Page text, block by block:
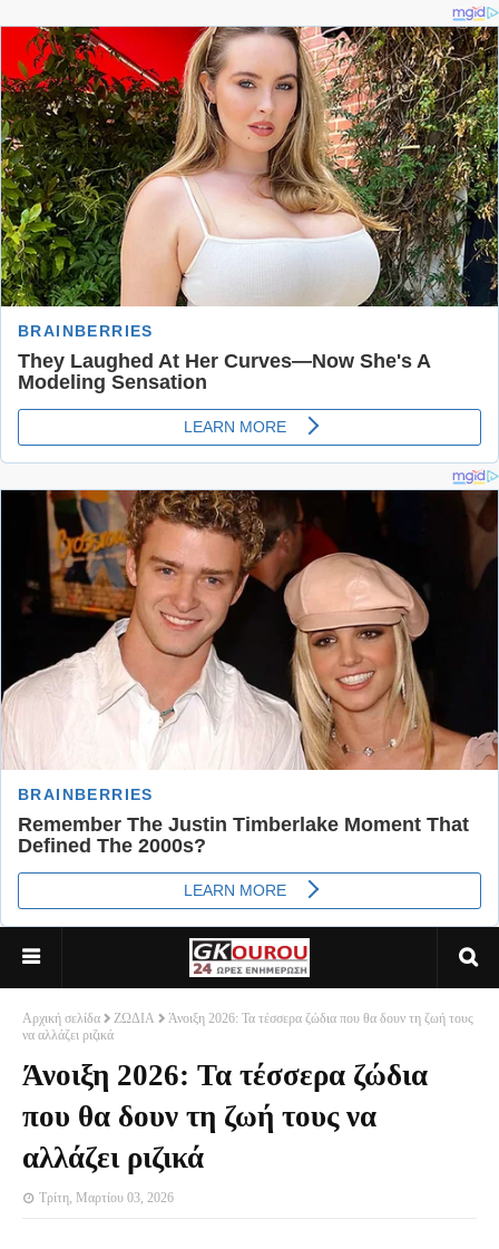
Αρχική σελίδα ΖΩΔΙΑ
Άνοιξη 2026: Τα τέσσερα ζώδια που θα δουν τη ζωή τους
να αλλάζει ριζικά
Άνοιξη 2026: Τα τέσσερα ζώδια
που θα δουν τη ζωή τους να
αλλάζει ριζικά
Τρίτη, Μαρτίου 03, 2026